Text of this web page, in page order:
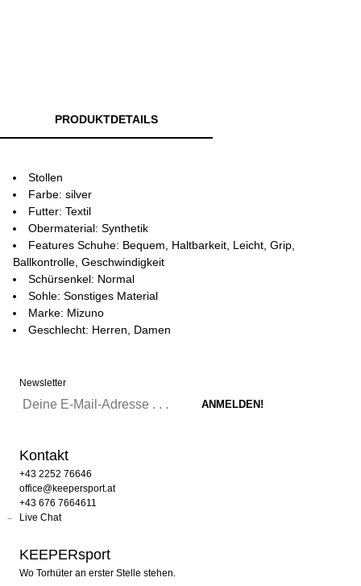
PRODUKTDETAILS
Stollen
Farbe: silver
Futter: Textil
Obermaterial: Synthetik
Features Schuhe: Bequem, Haltbarkeit, Leicht, Grip,
Ballkontrolle, Geschwindigkeit
Schürsenkel: Normal
Sohle: Sonstiges Material
Marke: Mizuno
Geschlecht: Herren, Damen
Newsletter
Kontakt
+43 2252 76646
office@keepersport.at
+43 676 7664611
Live Chat
KEEPERsport
Wo Torhüter an erster Stelle stehen.